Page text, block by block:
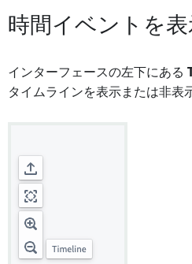
時間イベントを表
インターフェースの左下にある
タイムラインを表示または非表